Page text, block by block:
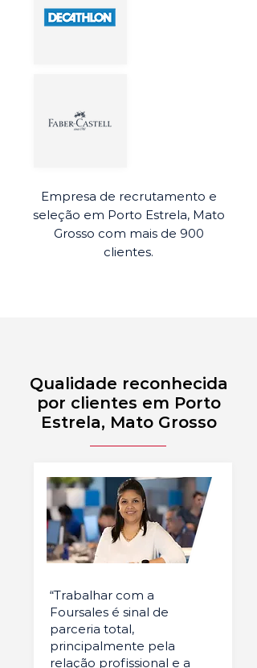
Empresa de recrutamento e
seleção em Porto Estrela, Mato
Grosso com mais de 900
clientes.
Qualidade reconhecida
por clientes em Porto
Estrela, Mato Grosso
“Trabalhar com a
Foursales é sinal de
parceria total,
principalmente pela
relação profissional e a